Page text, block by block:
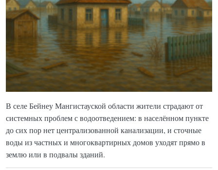
В селе Бейнеу Мангистауской области жители страдают от
системных проблем с водоотведением: в населённом пункте
до сих пор нет централизованной канализации, и сточные
воды из частных и многоквартирных домов уходят прямо в
землю или в подвалы зданий.